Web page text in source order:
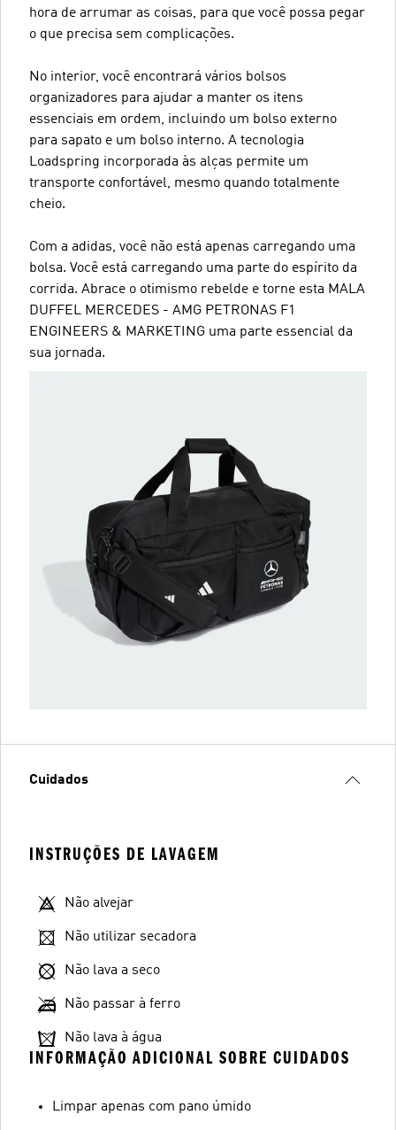
hora de arrumar as coisas, para que você possa pegar
o que precisa sem complicações.
No interior, você encontrará vários bolsos
organizadores para ajudar a manter os itens
essenciais em ordem, incluindo um bolso externo
para sapato e um bolso interno. A tecnologia
Loadspring incorporada às alças permite um
transporte confortável, mesmo quando totalmente
cheio.
Com a adidas, você não está apenas carregando uma
bolsa. Você está carregando uma parte do espírito da
corrida. Abrace o otimismo rebelde e torne esta MALA
DUFFEL MERCEDES - AMG PETRONAS F1
ENGINEERS & MARKETING uma parte essencial da
sua jornada.
Cuidados
INSTRUÇÕES DE LAVAGEM
Não alvejar
Não utilizar secadora
Não lava a seco
Não passar à ferro
Não lava à água
INFORMAÇÃO ADICIONAL SOBRE CUIDADOS
Limpar apenas com pano úmido